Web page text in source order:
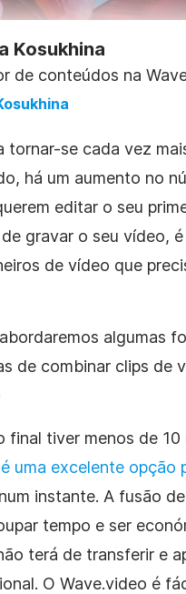
Kosukhina
de conteúdos na
tornar-se cada vez
há um aumento no
editar o seu
gravar o seu vídeo,
de vídeo que
algumas
de combinar clips de
final tiver menos de 10
é uma excelente opção
num instante. A fusão
tempo e ser
terá de transferir e
O Wave.video é